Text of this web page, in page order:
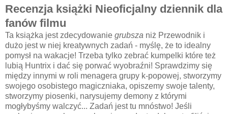
Recenzja książki Nieoficjalny dziennik dla
fanów filmu
Ta książka jest zdecydowanie grubsza niż Przewodnik i
dużo jest w niej kreatywnych zadań - myślę, że to idealny
pomysł na wakacje! Trzeba tylko zebrać kumpelki które też
lubią Huntrix i dać się porwać wyobraźni! Sprawdzimy się
między innymi w roli menagera grupy k-popowej, stworzymy
swojego osobistego magiczniaka, opiszemy swoje talenty,
stworzymy piosenki, narysujemy demony z którymi
mogłybyśmy walczyć... Zadań jest tu mnóstwo! Jeśli